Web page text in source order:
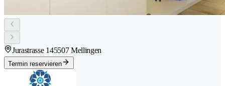
Jurastrasse 145507 Mellingen
Termin reservieren